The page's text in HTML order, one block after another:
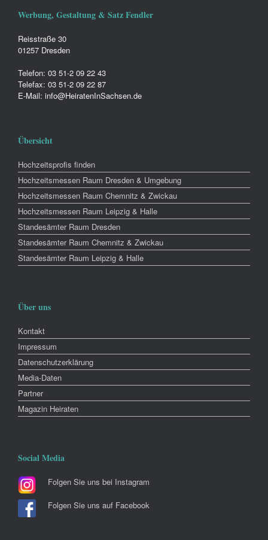
Werbung, Gestaltung & Satz Fendler
Reisstraße 30
01257 Dresden
Telefon: 03 51-2 09 22 43
Telefax: 03 51-2 09 22 87
E-Mail: info@HeiratenInSachsen.de
Übersicht
Hochzeitsprofis finden
Hochzeitsmessen Raum Dresden & Umgebung
Hochzeitsmessen Raum Chemnitz & Zwickau
Hochzeitsmessen Raum Leipzig & Halle
Standesämter Raum Dresden
Standesämter Raum Chemnitz & Zwickau
Standesämter Raum Leipzig & Halle
Über uns
Kontakt
Impressum
Datenschutzerklärung
Media-Daten
Partner
Magazin Heiraten
Social Media
Folgen Sie uns bei Instagram
Folgen Sie uns auf Facebook